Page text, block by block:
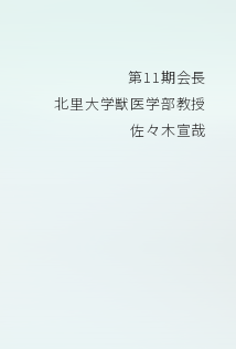
第11期会長
北里大学獣医学部教授
佐々木宣哉